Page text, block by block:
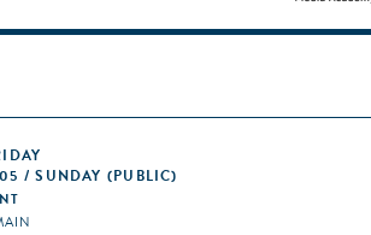
/ SUNDAY (PUBLIC)